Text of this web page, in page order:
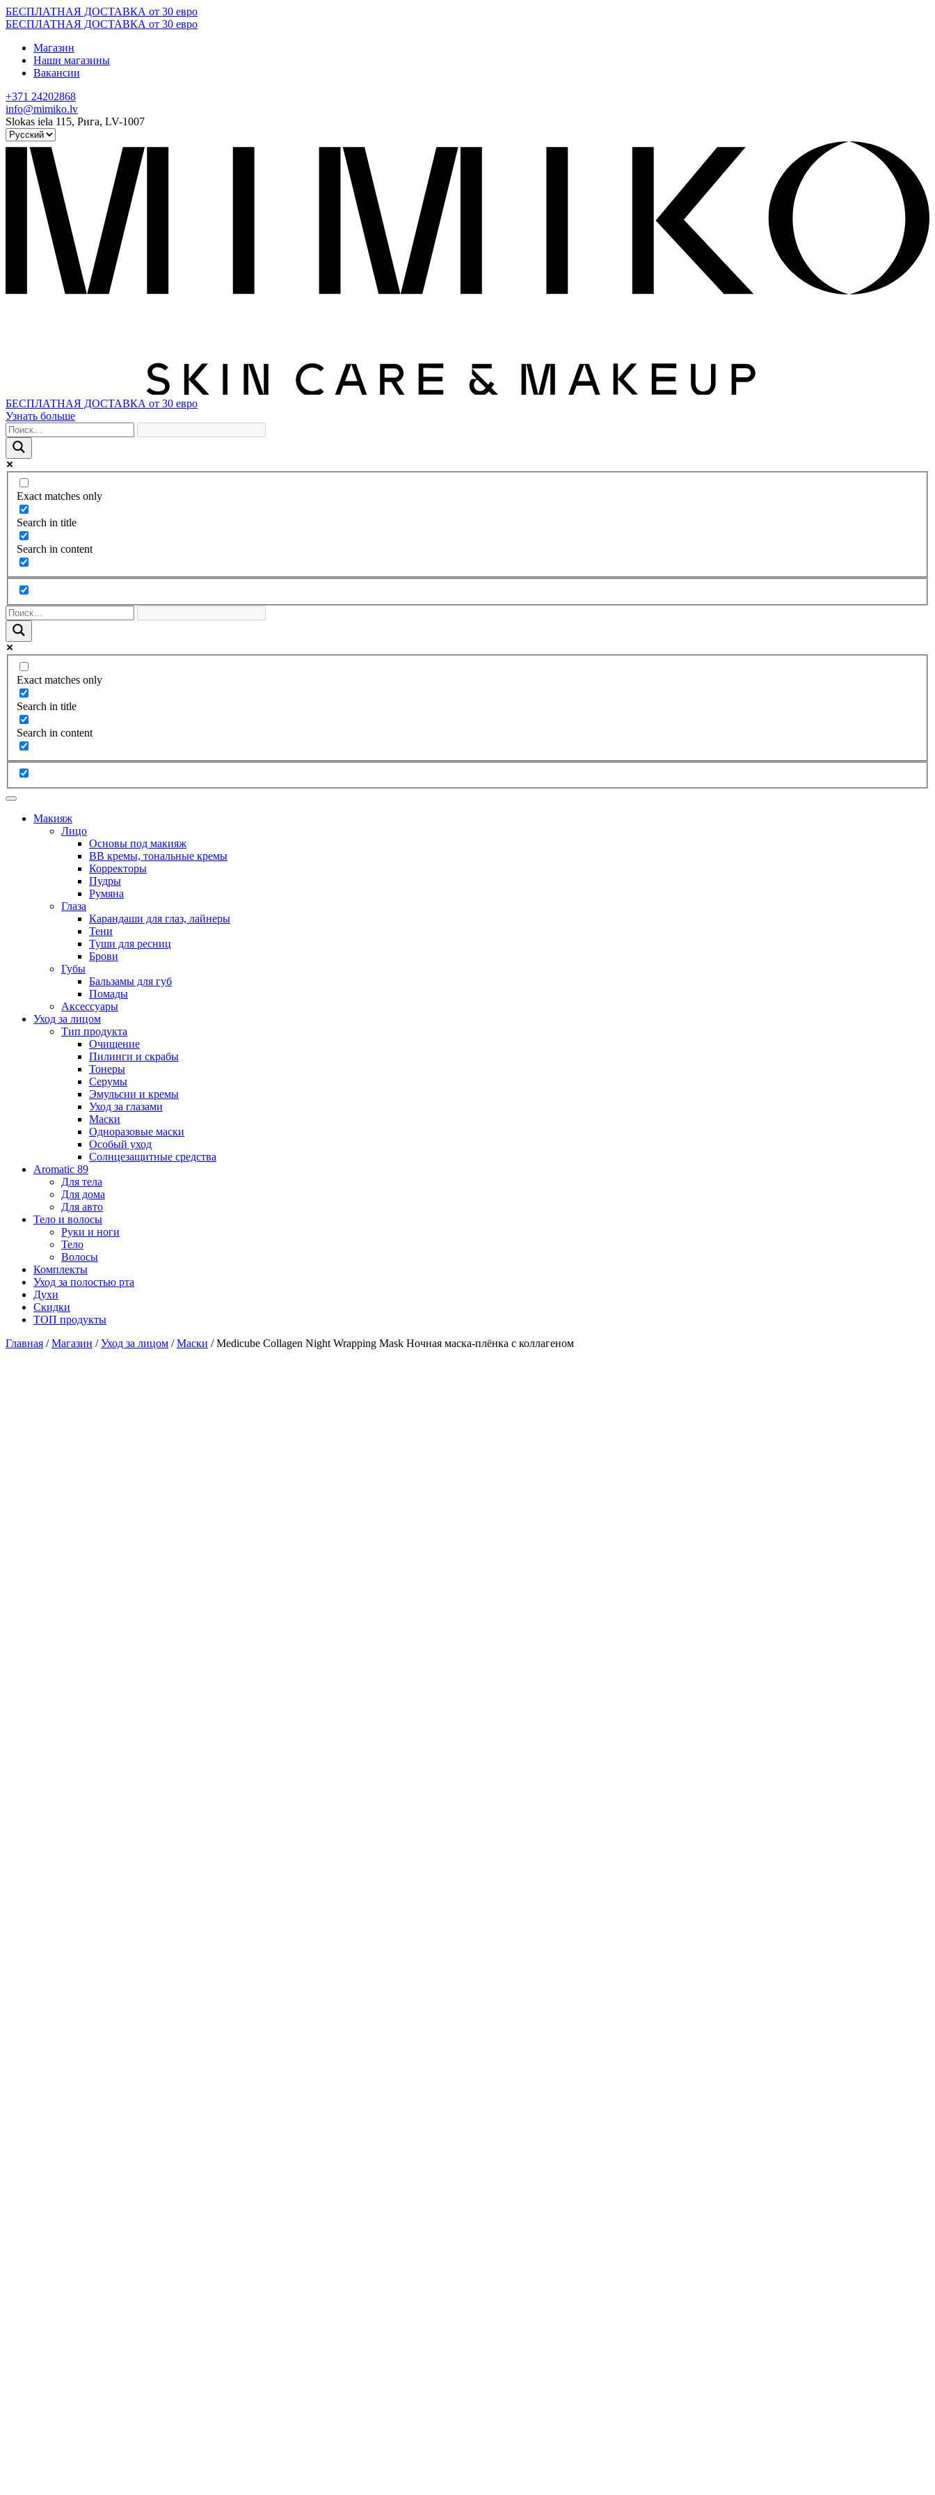
Skip
to
БЕСПЛАТНАЯ ДОСТАВКА от 30 евро
БЕСПЛАТНАЯ ДОСТАВКА от 30 евро
Магазин
Наши магазины
Вакансии
+371 24202868
info@mimiko.lv
Slokas iela 115, Рига, LV-1007
БЕСПЛАТНАЯ ДОСТАВКА от 30 евро
Узнать больше
Exact matches only
Search in title
Search in content
Exact matches only
Search in title
Search in content
Макияж
Лицо
Основы под макияж
BB кремы, тональные кремы
Корректоры
Пудры
Румяна
Глаза
Карандаши для глаз, лайнеры
Тени
Туши для ресниц
Брови
Губы
Бальзамы для губ
Помады
Аксессуары
Уход за лицом
Тип продукта
Очищение
Пилинги и скрабы
Тонеры
Серумы
Эмульсии и кремы
Уход за глазами
Маски
Одноразовые маски
Особый уход
Солнцезащитные средства
Aromatic 89
Для тела
Для дома
Для авто
Тело и волосы
Руки и ноги
Тело
Волосы
Комплекты
Уход за полостью рта
Духи
Скидки
ТОП продукты
Главная /Магазин /Уход за лицом /Маски / Medicube Collagen Night Wrapping Mask Ночная маска-плёнка с коллагеном